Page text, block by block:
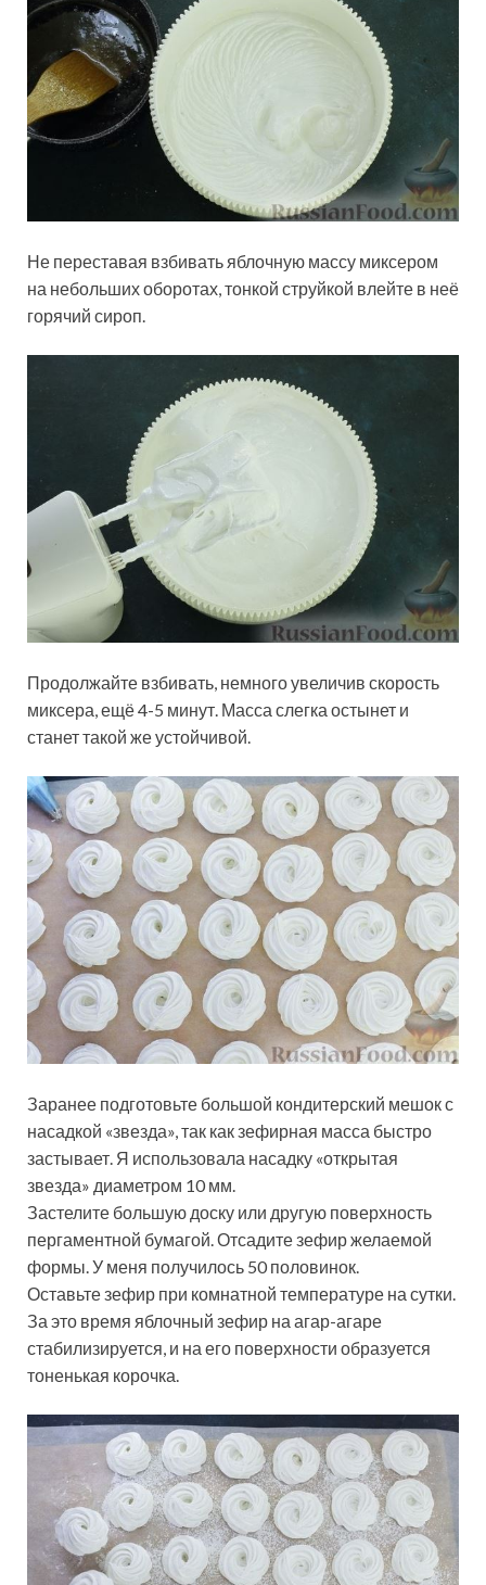
Не переставая взбивать яблочную массу миксером
на небольших оборотах, тонкой струйкой влейте в неё
горячий сироп.
Продолжайте взбивать, немного увеличив скорость
миксера, ещё 4-5 минут. Масса слегка остынет и
станет такой же устойчивой.
Заранее подготовьте большой кондитерский мешок с
насадкой «звезда», так как зефирная масса быстро
застывает. Я использовала насадку «открытая
звезда» диаметром 10 мм.
Застелите большую доску или другую поверхность
пергаментной бумагой. Отсадите зефир желаемой
формы. У меня получилось 50 половинок.
Оставьте зефир при комнатной температуре на сутки.
За это время яблочный зефир на агар-агаре
стабилизируется, и на его поверхности образуется
тоненькая корочка.